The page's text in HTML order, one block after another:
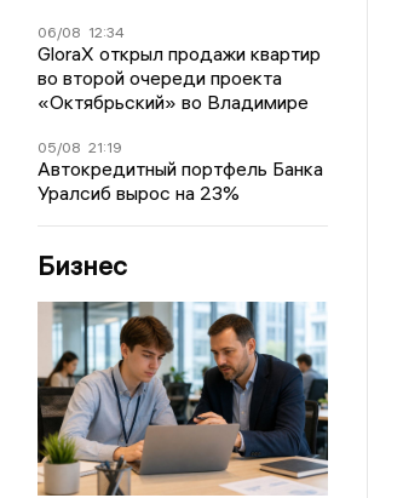
06/08 12:34
GloraX открыл продажи квартир
во второй очереди проекта
«Октябрьский» во Владимире
05/08 21:19
Автокредитный портфель Банка
Уралсиб вырос на 23%
Бизнес